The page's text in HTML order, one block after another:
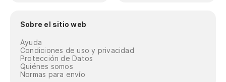
Sobre el sitio web
Ayuda
Condiciones de uso y privacidad
Protección de Datos
Quiénes somos
Normas para envío